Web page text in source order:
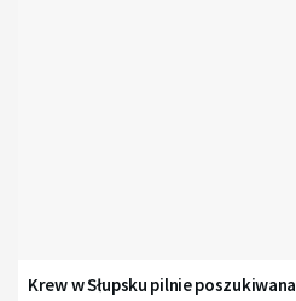
Krew w Słupsku pilnie poszukiwana